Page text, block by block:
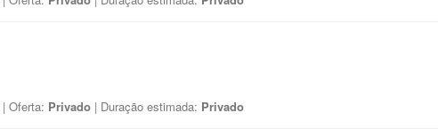
| Oferta: Privado | Duração estimada: Privado